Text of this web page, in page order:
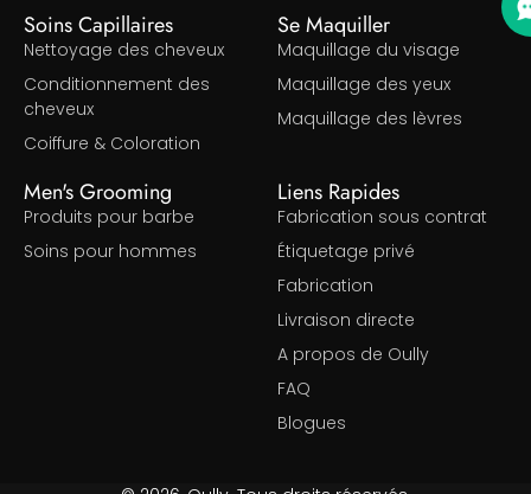
Soins Capillaires
Nettoyage des cheveux
Conditionnement des
cheveux
Coiffure & Coloration
Se Maquiller
Maquillage du visage
Maquillage des yeux
Maquillage des lèvres
Men's Grooming
Produits pour barbe
Soins pour hommes
Liens Rapides
Fabrication sous contrat
Étiquetage privé
Fabrication
Livraison directe
A propos de Oully
FAQ
Blogues